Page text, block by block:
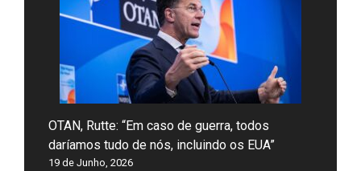
OTAN, Rutte: “Em caso de guerra, todos
daríamos tudo de nós, incluindo os EUA”
19 de Junho, 2026